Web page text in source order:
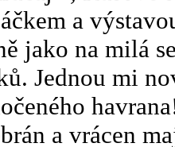
a
jako na milá
Jednou mi
a vrácen